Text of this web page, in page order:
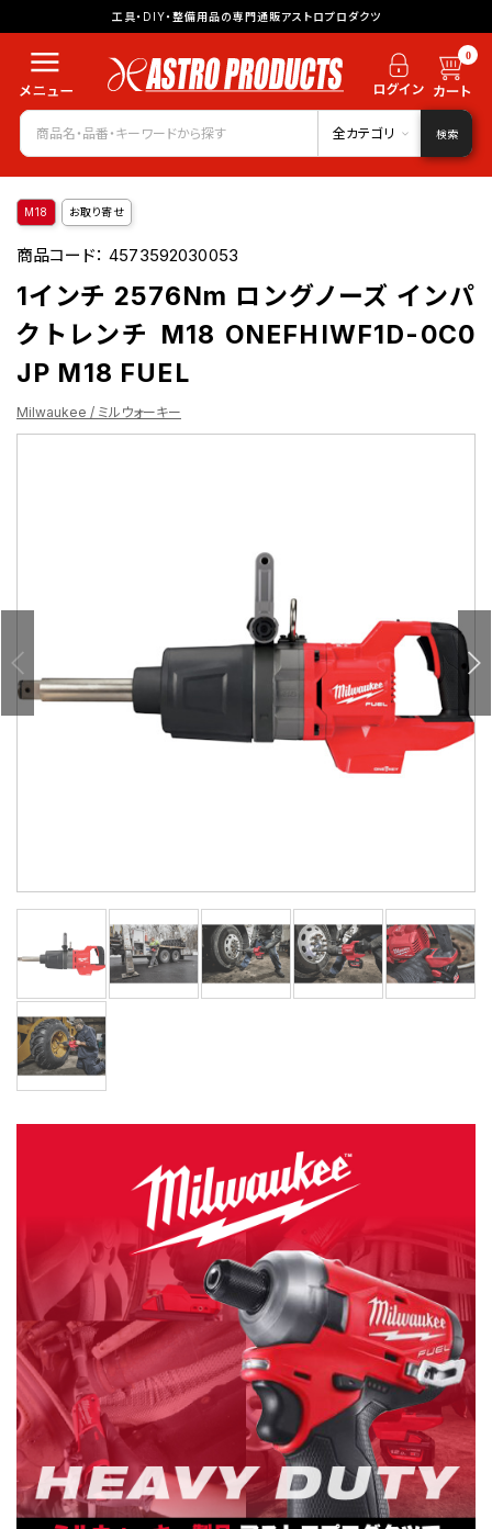
工具・DIY・整備用品の専門通販アストロプロダクツ
0
全カテゴリ 検索
M18 お取り寄せ
商品コード：4573592030053
1インチ 2576Nm ロングノーズ インパ
クトレンチ M18 ONEFHIWF1D-0C0
JP M18 FUEL
Milwaukee / ミルウォーキー